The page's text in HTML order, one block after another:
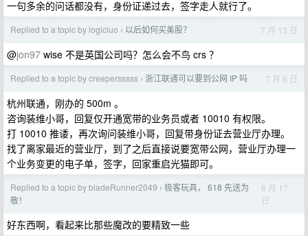
一句多余的问话都没有，身份证递过去，签字走人就行了。
Replied to a topic by logicluo › 以后如何买美股？ 7 月 13 日
@jon97 wise 不是英国公司吗？怎么会不鸟 crs ？
Replied to a topic by creepersssss › 浙江联通可以要到公网 IP 吗 7 月 6 日
杭州联通，刚办的 500m 。
咨询装维小哥，回复仅开通宽带的业务员或者 10010 有权限。
打 10010 推诿，再次询问装维小哥，回复带身份证去营业厅办理。
找了离家最近的营业厅，到了之后直接说要宽带公网，营业厅办理一
个业务变更的电子单，签字，回家重启光猫即可。
Replied to a topic by bladeRunner2049 › 极客玩具， 618 先送为
敬！
6 月 17
日
好东西啊，看起来比那些魔改的要精致一些